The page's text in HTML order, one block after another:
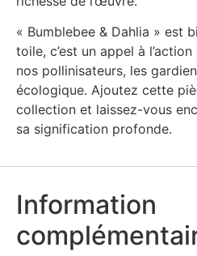
« Bumblebee & Dahlia » est
toile, c’est un appel à
nos pollinisateurs, les
écologique. Ajoutez cette
collection et laissez-vous
sa signification profonde.
Information